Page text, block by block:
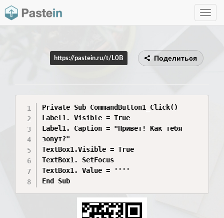
Toggle
https://pastein.ru/t/L0B Поделиться
Private Sub CommandButton1_Click()
Label1. Visible = True
Label1. Caption = "Привет! Как тебя
зовут?"
TextBox1.Visible = True
TextBox1. SetFocus
TextBox1. Value = ''''
End Sub